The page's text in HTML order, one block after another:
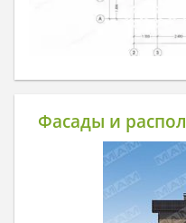
Фасады и